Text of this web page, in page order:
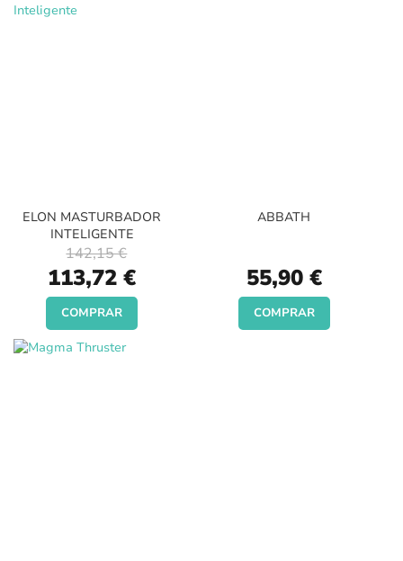
ELON MASTURBADOR
INTELIGENTE
Special
Price
113,72 €
142,15 €
COMPRAR
ABBATH
55,90 €
COMPRAR